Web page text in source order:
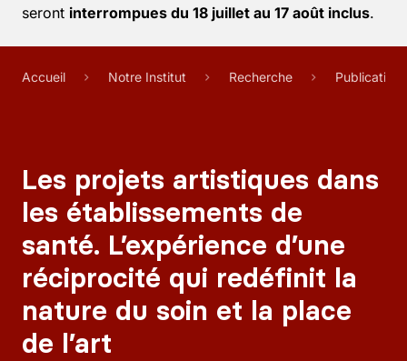
seront interrompues du 18 juillet au 17 août inclus.
Accueil Notre Institut Recherche
Les projets artistiques dans
les établissements de
santé. L’expérience d’une
réciprocité qui redéfinit la
nature du soin et la place
de l’art